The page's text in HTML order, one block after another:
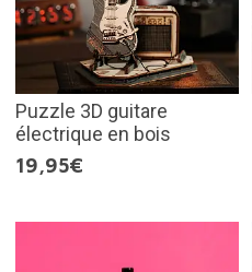
Puzzle 3D guitare
électrique en bois
19,95€